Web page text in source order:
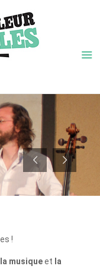
!
musiqueet la